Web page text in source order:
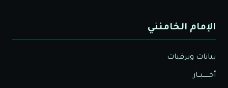
الإمام الخامنئي
بيانات وبرقيات
أخــــــبــار